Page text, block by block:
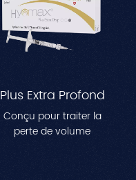
Plus Extra Profond
Conçu pour traiter la
perte de volume